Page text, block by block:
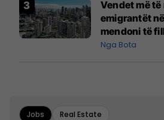
Vendet më të
emigrantët
mendoni të
vendit?
Nga Bota
Jobs Real Estate